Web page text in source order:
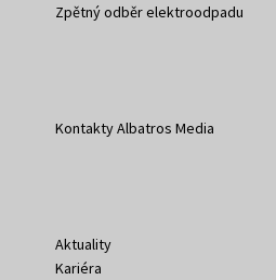
Zpětný odběr elektroodpadu
Kontakty Albatros Media
Aktuality
Kariéra